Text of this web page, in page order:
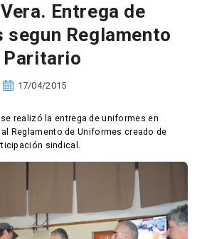
Entrega de
segun Reglamento
Paritario
17/04/2015
realizó la entrega de uniformes en
Reglamento de Uniformes creado de
sindical.